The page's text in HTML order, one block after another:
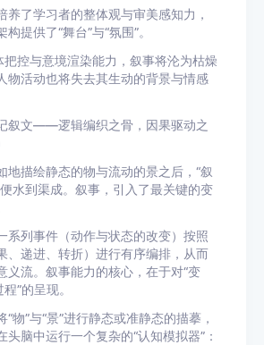
养了学习者的整体观与审美感知力，
提供了“舞台”与“氛围”。
把控与意境渲染能力，叙事将沦为枯燥
物活动也将失去其生动的背景与情感
叙文——逻辑编织之骨，因果驱动之
地描绘静态的物与流动的景之后，“叙
水到渠成。叙事，引入了最关键的变
系列事件（动作与状态的改变）按照
、递进、转折）进行有序编排，从而
义流。叙事能力的核心，在于对“变
”的呈现。
物”与“景”进行静态或准静态的描摹，
头脑中运行一个复杂的“认知模拟器”：